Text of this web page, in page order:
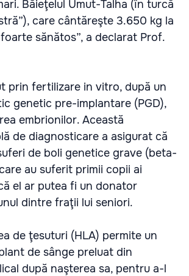
Băieţelul Umut-Talha (în turcă
care cântăreşte 3.650 kg la
sănătos”, a declarat Prof.
prin fertilizare in vitro, după un
genetic pre-implantare (PGD),
embrionilor. Această
de diagnosticare a asigurat că
de boli genetice grave (beta-
au suferit primii copii ai
el ar putea fi un donator
dintre fraţii lui seniori.
de ţesuturi (HLA) permite un
de sânge preluat din
după naşterea sa, pentru a-l